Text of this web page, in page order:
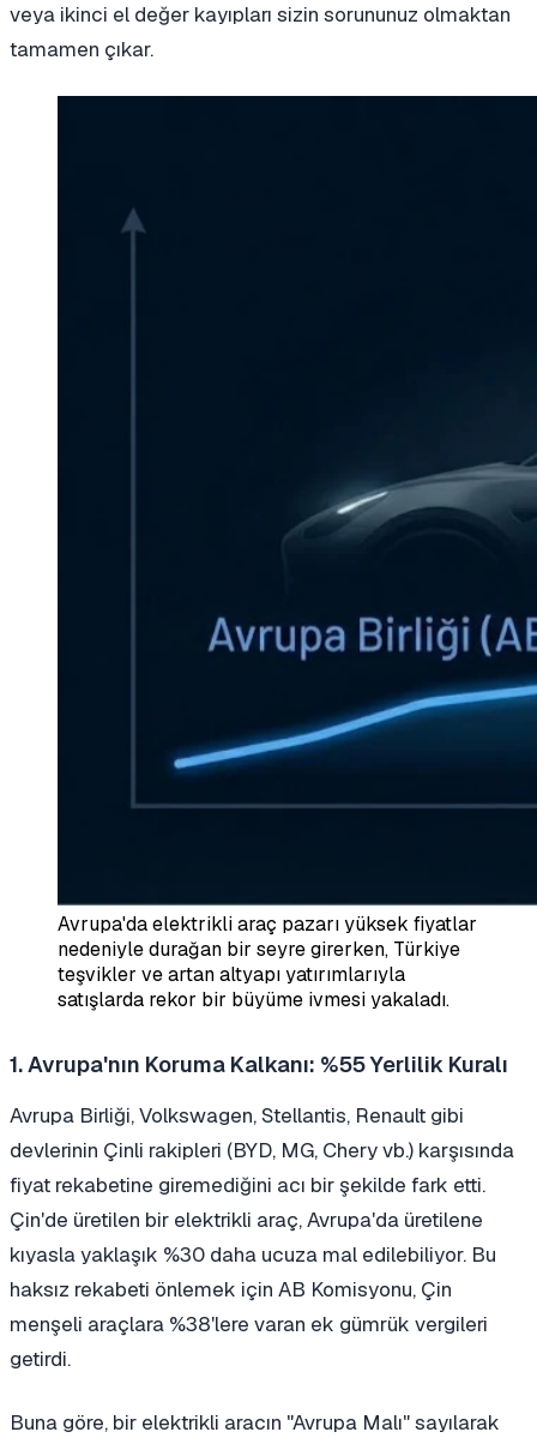
veya ikinci el değer kayıpları sizin sorununuz olmaktan
tamamen çıkar.
Avrupa'da elektrikli araç pazarı yüksek fiyatlar
nedeniyle durağan bir seyre girerken, Türkiye
teşvikler ve artan altyapı yatırımlarıyla
satışlarda rekor bir büyüme ivmesi yakaladı.
1. Avrupa'nın Koruma Kalkanı: %55 Yerlilik Kuralı
Avrupa Birliği, Volkswagen, Stellantis, Renault gibi
devlerinin Çinli rakipleri (BYD, MG, Chery vb.) karşısında
fiyat rekabetine giremediğini acı bir şekilde fark etti.
Çin'de üretilen bir elektrikli araç, Avrupa'da üretilene
kıyasla yaklaşık %30 daha ucuza mal edilebiliyor. Bu
haksız rekabeti önlemek için AB Komisyonu, Çin
menşeli araçlara %38'lere varan ek gümrük vergileri
getirdi.
Buna göre, bir elektrikli aracın "Avrupa Malı" sayılarak